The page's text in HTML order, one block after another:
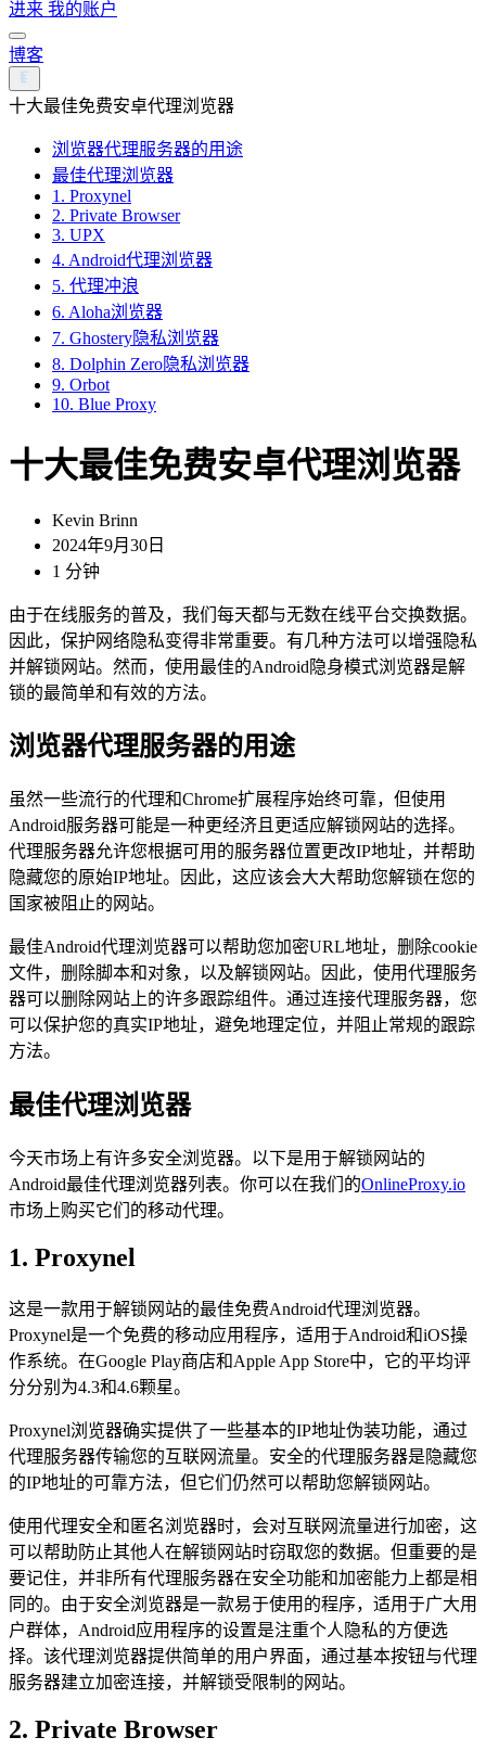
进来 我的账户
博客
十大最佳免费安卓代理浏览器
浏览器代理服务器的用途
最佳代理浏览器
1. Proxynel
2. Private Browser
3. UPX
4. Android代理浏览器
5. 代理冲浪
6. Aloha浏览器
7. Ghostery隐私浏览器
8. Dolphin Zero隐私浏览器
9. Orbot
10. Blue Proxy
十大最佳免费安卓代理浏览器
Kevin Brinn
2024年9月30日
1 分钟
由于在线服务的普及，我们每天都与无数在线平台交换数据。
因此，保护网络隐私变得非常重要。有几种方法可以增强隐私
并解锁网站。然而，使用最佳的Android隐身模式浏览器是解
锁的最简单和有效的方法。
浏览器代理服务器的用途
虽然一些流行的代理和Chrome扩展程序始终可靠，但使用
Android服务器可能是一种更经济且更适应解锁网站的选择。
代理服务器允许您根据可用的服务器位置更改IP地址，并帮助
隐藏您的原始IP地址。因此，这应该会大大帮助您解锁在您的
国家被阻止的网站。
最佳Android代理浏览器可以帮助您加密URL地址，删除cookie
文件，删除脚本和对象，以及解锁网站。因此，使用代理服务
器可以删除网站上的许多跟踪组件。通过连接代理服务器，您
可以保护您的真实IP地址，避免地理定位，并阻止常规的跟踪
方法。
最佳代理浏览器
今天市场上有许多安全浏览器。以下是用于解锁网站的
Android最佳代理浏览器列表。你可以在我们的OnlineProxy.io
市场上购买它们的移动代理。
1. Proxynel
这是一款用于解锁网站的最佳免费Android代理浏览器。
Proxynel是一个免费的移动应用程序，适用于Android和iOS操
作系统。在Google Play商店和Apple App Store中，它的平均评
分分别为4.3和4.6颗星。
Proxynel浏览器确实提供了一些基本的IP地址伪装功能，通过
代理服务器传输您的互联网流量。安全的代理服务器是隐藏您
的IP地址的可靠方法，但它们仍然可以帮助您解锁网站。
使用代理安全和匿名浏览器时，会对互联网流量进行加密，这
可以帮助防止其他人在解锁网站时窃取您的数据。但重要的是
要记住，并非所有代理服务器在安全功能和加密能力上都是相
同的。由于安全浏览器是一款易于使用的程序，适用于广大用
户群体，Android应用程序的设置是注重个人隐私的方便选
择。该代理浏览器提供简单的用户界面，通过基本按钮与代理
服务器建立加密连接，并解锁受限制的网站。
2. Private Browser